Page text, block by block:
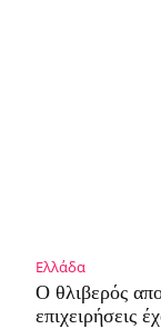
Ελλάδα
Ο θλιβερός
επιχειρήσεις